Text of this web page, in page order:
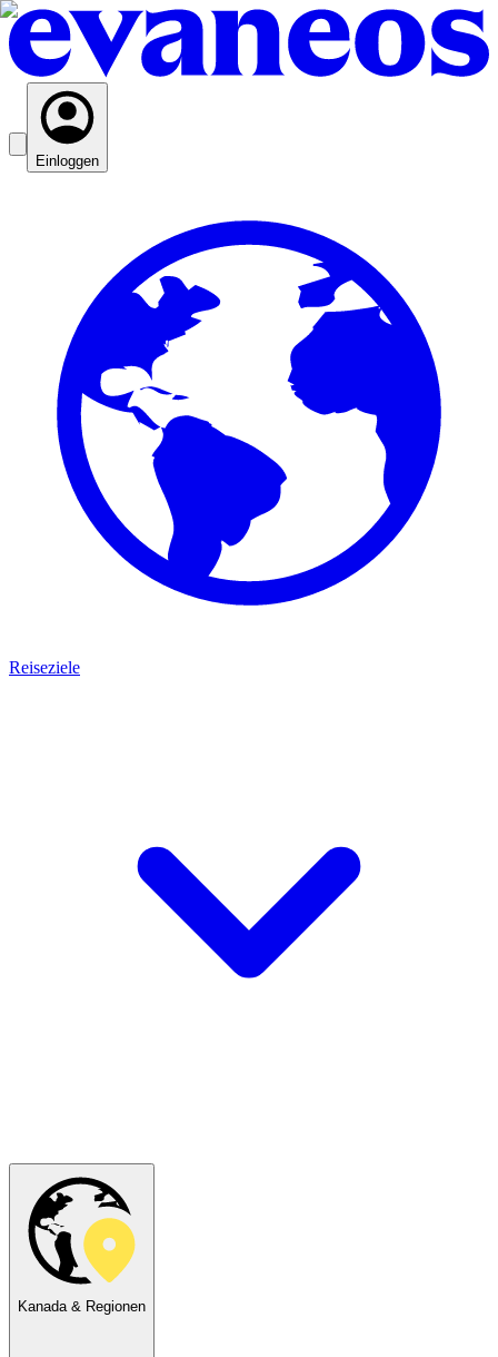
Einloggen
Reiseziele
Kanada & Regionen